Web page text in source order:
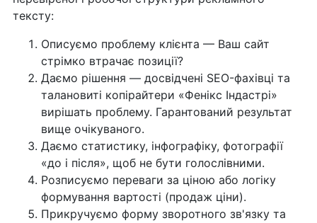
тексту:
Описуємо проблему клієнта — Ваш сайт
стрімко втрачає позиції?
Даємо рішення — досвідчені SEO-фахівці та
талановиті копірайтери «Фенікс Індастрі»
вирішать проблему. Гарантований результат
вище очікуваного.
Даємо статистику, інфографіку, фотографії
«до і після», щоб не бути голослівними.
Розписуємо переваги за ціною або логіку
формування вартості (продаж ціни).
Прикручуємо форму зворотного зв'язку та